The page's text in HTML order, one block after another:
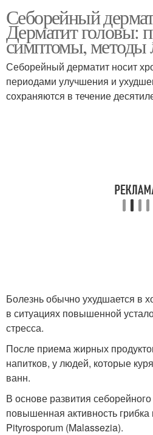
Себорейный
Дерматит головы:
симптомы, методы
Себорейный дерматит носит
периодами улучшения и
сохраняются в течение
Болезнь обычно ухудшается в
в ситуациях повышенной
стресса.
После приема жирных
напитков, у людей, которые
ванн.
В основе развития
повышенная активность
Pityrosporum (Malassezia).